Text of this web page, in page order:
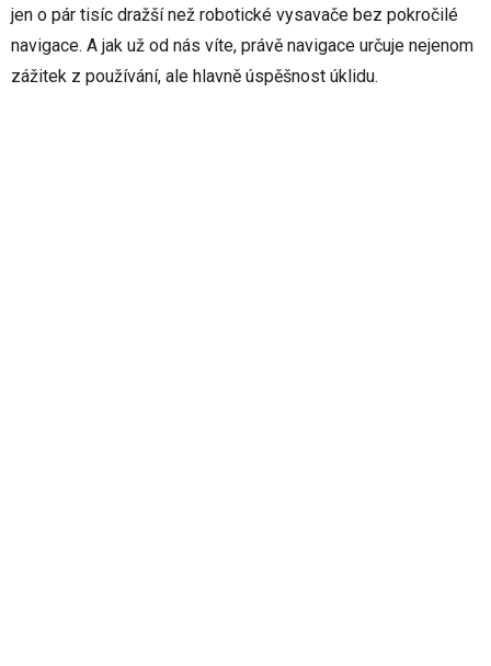
jen o pár tisíc dražší než robotické vysavače bez pokročilé
navigace. A jak už od nás víte, právě navigace určuje nejenom
zážitek z používání, ale hlavně úspěšnost úklidu.